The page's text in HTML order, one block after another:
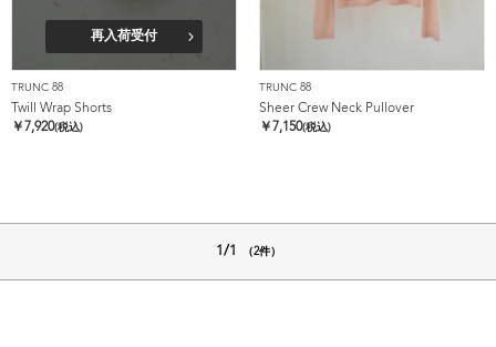
再入荷受付
TRUNC 88
Twill Wrap Shorts
￥ 7,920(税込)
TRUNC 88
Sheer Crew Neck Pullover
￥ 7,150(税込)
1/1 （2件）